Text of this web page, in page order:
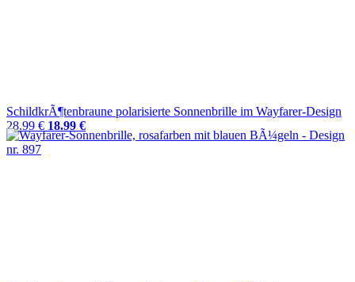
SchildkrÃ¶tenbraune polarisierte Sonnenbrille im Wayfarer-Design
28.99 € 18.99 €